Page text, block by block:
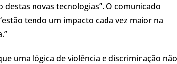
novas tecnologias”. O comunicado
tendo um impacto cada vez maior na
uma lógica de violência e discriminação não